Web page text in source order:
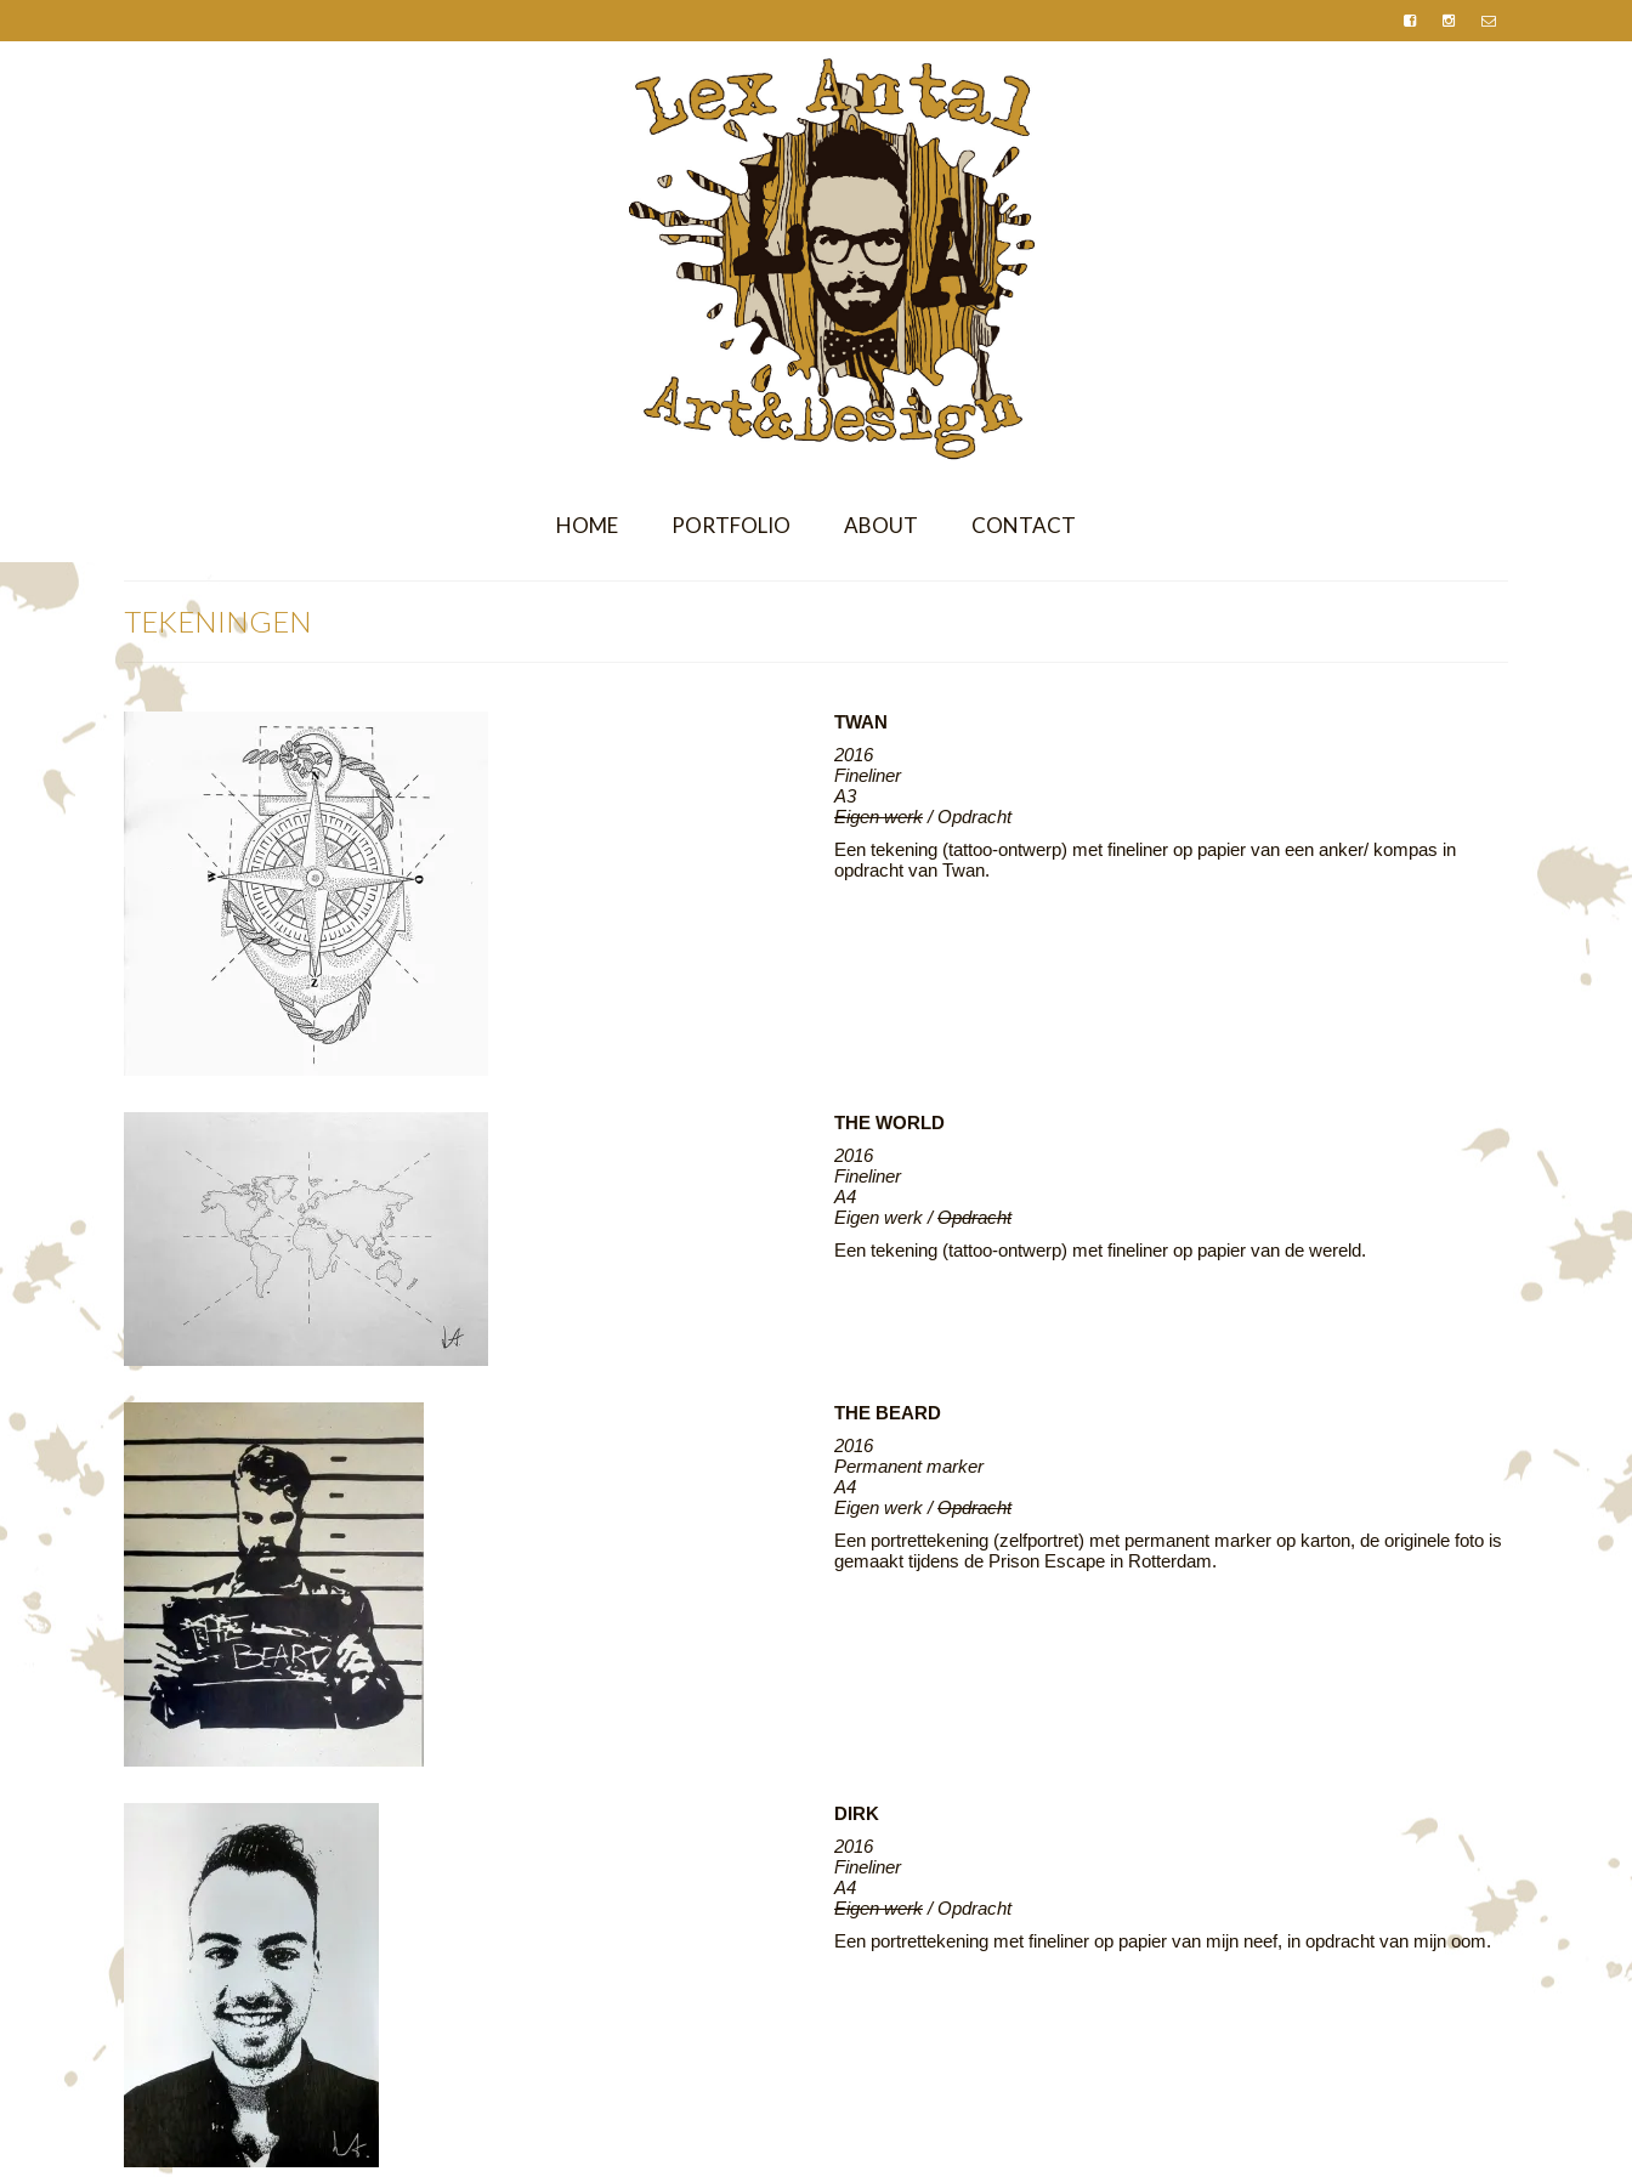
HOME PORTFOLIO ABOUT CONTACT
TEKENINGEN
TWAN
2016
Fineliner
A3
Eigen werk/ Opdracht
Een tekening (tattoo-ontwerp) met fineliner op papier van een anker/ kompas in
opdracht van Twan.
THE WORLD
2016
Fineliner
A4
Eigen werk /Opdracht
Een tekening (tattoo-ontwerp) met fineliner op papier van de wereld.
THE BEARD
2016
Permanent marker
A4
Eigen werk /Opdracht
Een portrettekening (zelfportret) met permanent marker op karton, de originele foto is
gemaakt tijdens de Prison Escape in Rotterdam.
DIRK
2016
Fineliner
A4
Eigen werk/ Opdracht
Een portrettekening met fineliner op papier van mijn neef, in opdracht van mijn oom.